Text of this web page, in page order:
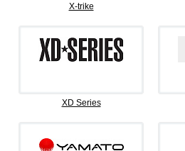
X-trike
XD Series